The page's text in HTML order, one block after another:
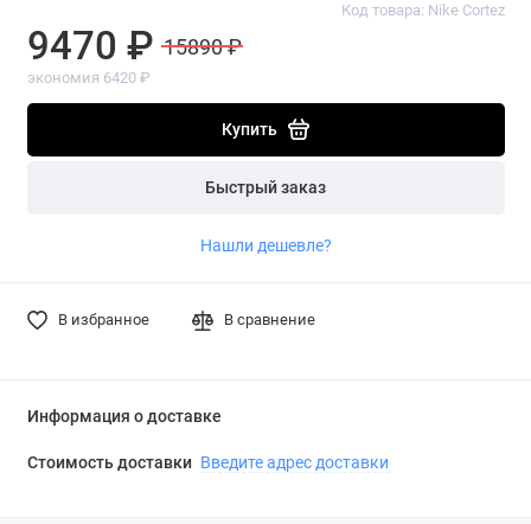
Код товара: Nike Cortez
9470 ₽ 15890 ₽
экономия 6420 ₽
Купить
Быстрый заказ
Нашли дешевле?
В избранное В сравнение
Информация о доставке
Стоимость доставки Введите адрес доставки